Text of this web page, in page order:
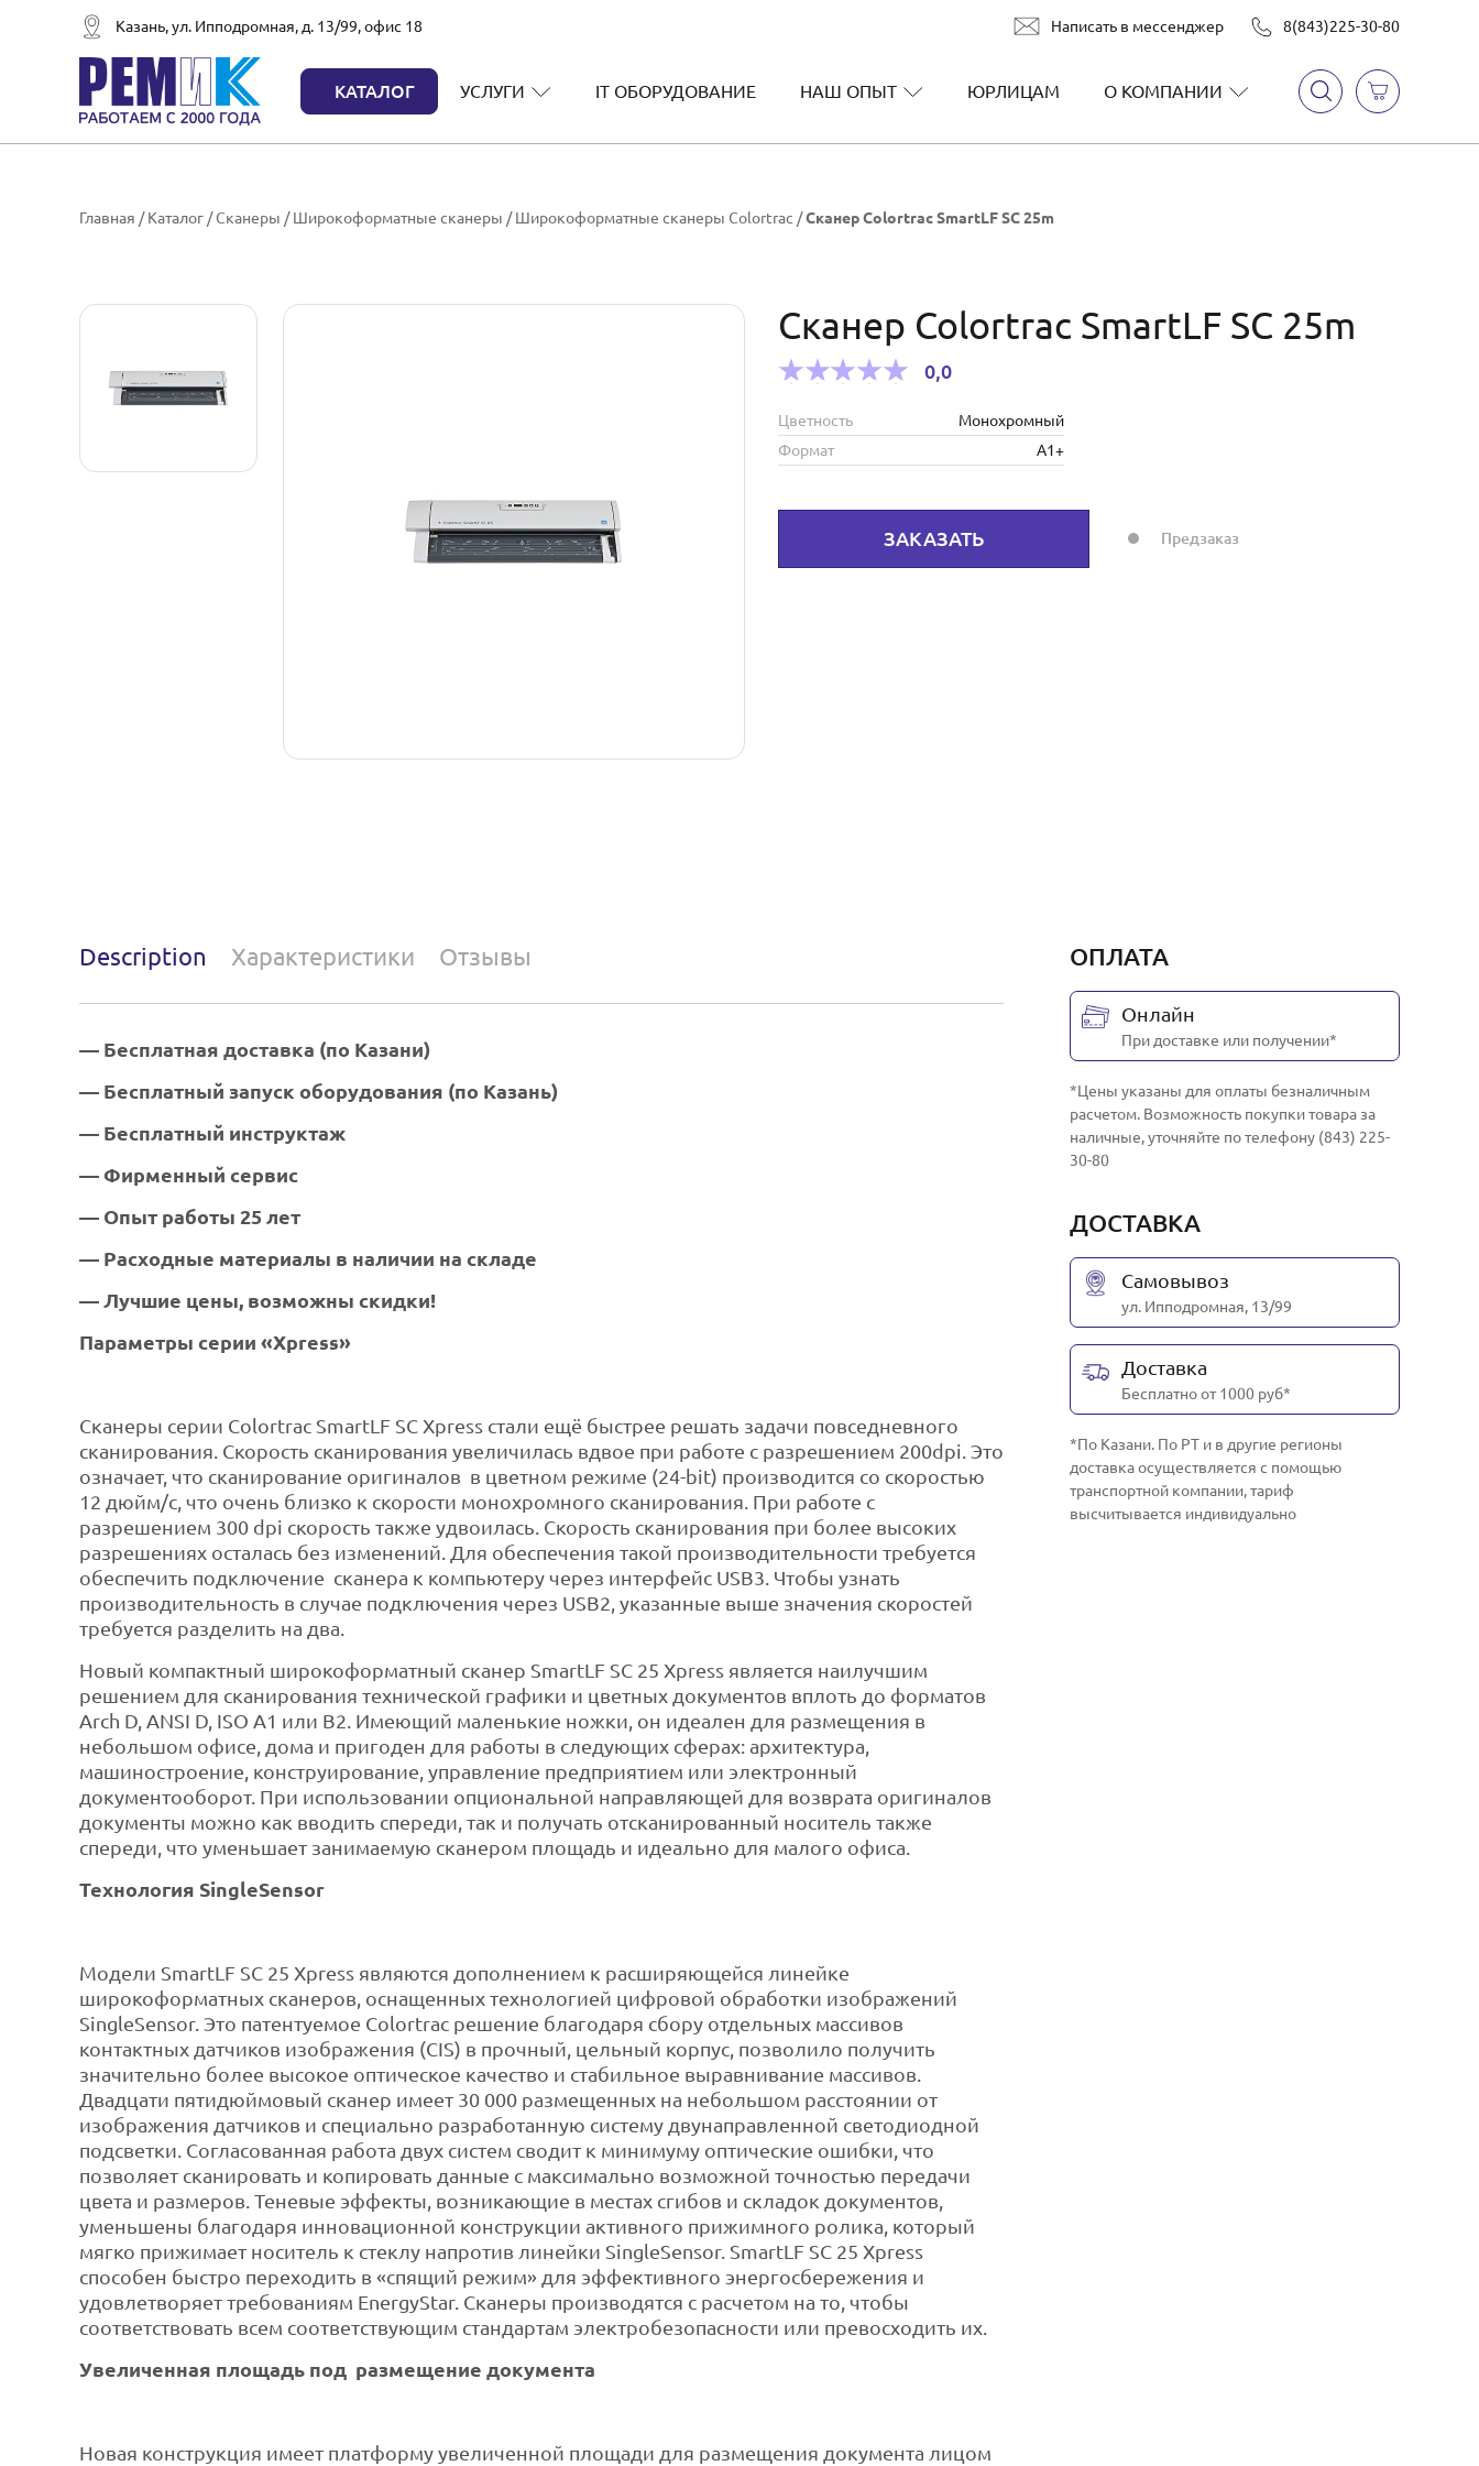
Казань, ул. Ипподромная, д. 13/99, офис 18 Написать в мессенджер 8(843)225-30-80
КАТАЛОГ УСЛУГИ IT ОБОРУДОВАНИЕ НАШ ОПЫТ ЮРЛИЦАМ О КОМПАНИИ
Главная /Каталог /Сканеры /Широкоформатные сканеры /Широкоформатные сканеры Colortrac /Сканер Colortrac SmartLF SC 25m
Сканер Colortrac SmartLF SC 25m
0,0
Цветность
Монохромный
Формат
А1+
ЗАКАЗАТЬ Предзаказ
Description Характеристики Отзывы
— Бесплатная доставка (по Казани)
— Бесплатный запуск оборудования (по Казань)
— Бесплатный инструктаж
— Фирменный сервис
— Опыт работы 25 лет
— Расходные материалы в наличии на складе
— Лучшие цены, возможны скидки!
Параметры серии «Xpress»
Сканеры серии Colortrac SmartLF SC Xpress стали ещё быстрее решать задачи повседневного
сканирования. Скорость сканирования увеличилась вдвое при работе с разрешением 200dpi. Это
означает, что сканирование оригиналов в цветном режиме (24-bit) производится со скоростью
12 дюйм/с, что очень близко к скорости монохромного сканирования. При работе с
разрешением 300 dpi скорость также удвоилась. Скорость сканирования при более высоких
разрешениях осталась без изменений. Для обеспечения такой производительности требуется
обеспечить подключение сканера к компьютеру через интерфейс USB3. Чтобы узнать
производительность в случае подключения через USB2, указанные выше значения скоростей
требуется разделить на два.
Новый компактный широкоформатный сканер SmartLF SC 25 Xpress является наилучшим
решением для сканирования технической графики и цветных документов вплоть до форматов
Arch D, ANSI D, ISO A1 или B2. Имеющий маленькие ножки, он идеален для размещения в
небольшом офисе, дома и пригоден для работы в следующих сферах: архитектура,
машиностроение, конструирование, управление предприятием или электронный
документооборот. При использовании опциональной направляющей для возврата оригиналов
документы можно как вводить спереди, так и получать отсканированный носитель также
спереди, что уменьшает занимаемую сканером площадь и идеально для малого офиса.
Технология SingleSensor
Модели SmartLF SC 25 Xpress являются дополнением к расширяющейся линейке
широкоформатных сканеров, оснащенных технологией цифровой обработки изображений
SingleSensor. Это патентуемое Colortrac решение благодаря сбору отдельных массивов
контактных датчиков изображения (CIS) в прочный, цельный корпус, позволило получить
значительно более высокое оптическое качество и стабильное выравнивание массивов.
Двадцати пятидюймовый сканер имеет 30 000 размещенных на небольшом расстоянии от
изображения датчиков и специально разработанную систему двунаправленной светодиодной
подсветки. Согласованная работа двух систем сводит к минимуму оптические ошибки, что
позволяет сканировать и копировать данные с максимально возможной точностью передачи
цвета и размеров. Теневые эффекты, возникающие в местах сгибов и складок документов,
уменьшены благодаря инновационной конструкции активного прижимного ролика, который
мягко прижимает носитель к стеклу напротив линейки SingleSensor. SmartLF SC 25 Xpress
способен быстро переходить в «спящий режим» для эффективного энергосбережения и
удовлетворяет требованиям EnergyStar. Сканеры производятся с расчетом на то, чтобы
соответствовать всем соответствующим стандартам электробезопасности или превосходить их.
Увеличенная площадь под размещение документа
Новая конструкция имеет платформу увеличенной площади для размещения документа лицом
ОПЛАТА
Онлайн
При доставке или получении*
*Цены указаны для оплаты безналичным
расчетом. Возможность покупки товара за
наличные, уточняйте по телефону (843) 225-
30-80
ДОСТАВКА
Самовывоз
ул. Ипподромная, 13/99
Доставка
Бесплатно от 1000 руб*
*По Казани. По РТ и в другие регионы
доставка осуществляется с помощью
транспортной компании, тариф
высчитывается индивидуально